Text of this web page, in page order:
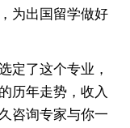
为出国留学做好
了这个专业，
历年走势，收入
咨询专家与你一